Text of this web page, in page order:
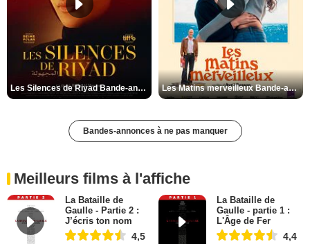
Les Silences de Riyad Bande-annonce VO STFR Les Matins merveilleux Bande-annonce VF
Bandes-annonces à ne pas manquer
Meilleurs films à l'affiche
La Bataille de
Gaulle - Partie 2 :
J’écris ton nom
4,5
La Bataille de
Gaulle - partie 1 :
L'Âge de Fer
4,4